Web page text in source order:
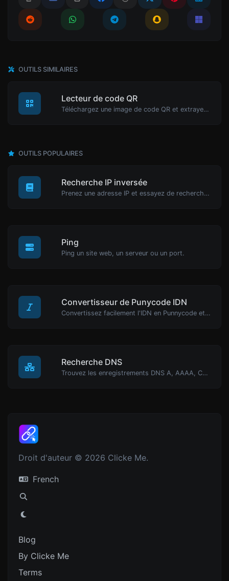
OUTILS SIMILAIRES
Lecteur de code QR
Téléchargez une image de code QR et extrayez les données qu'elle contient.
OUTILS POPULAIRES
Recherche IP inversée
Prenez une adresse IP et essayez de rechercher le domaine/hôte associé.
Ping
Ping un site web, un serveur ou un port.
Convertisseur de Punycode IDN
Convertissez facilement l'IDN en Punnycode et vice versa.
Recherche DNS
Trouvez les enregistrements DNS A, AAAA, CNAME, MX, NS, TXT, SOA d'un hôte.
Droit d'auteur © 2026 Clicke Me.
French
Blog
By Clicke Me
Terms